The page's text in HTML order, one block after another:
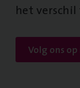
het verschil
Volg ons